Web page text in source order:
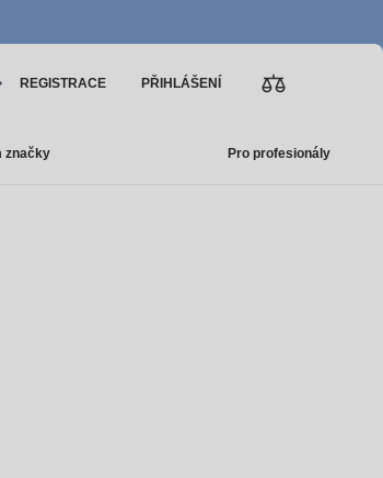
REGISTRACE PŘIHLÁŠENÍ
značky Pro profesionály